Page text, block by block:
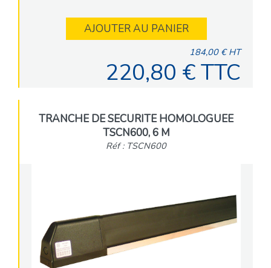
AJOUTER AU PANIER
184,00 € HT
220,80 € TTC
TRANCHE DE SECURITE HOMOLOGUEE
TSCN600, 6 M
Réf : TSCN600